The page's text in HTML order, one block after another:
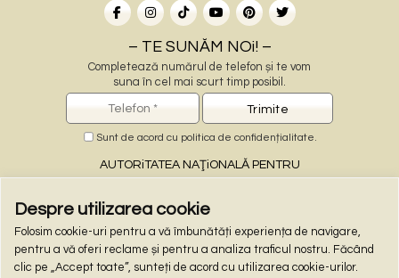
Despre utilizarea cookie
Folosim cookie-uri pentru a vă îmbunătăți experiența de navigare,
pentru a vă oferi reclame și pentru a analiza traficul nostru. Făcând
clic pe „Accept toate”, sunteți de acord cu utilizarea cookie-urilor.
– TE SUNĂM NOi! –
Completează numărul de telefon și te vom
suna în cel mai scurt timp posibil.
Sunt de acord cu politica de confidențialitate
AUTORiTATEA NAŢiONALĂ PENTRU
PROTECŢiA CONSUMATORiLOR
– PLĂŢi ONLiNE –